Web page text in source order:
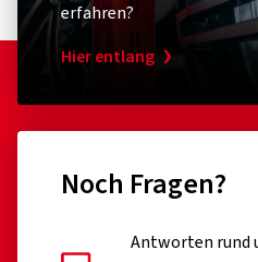
erfahren?
Hier entlang
Noch Fragen?
Antworten rund